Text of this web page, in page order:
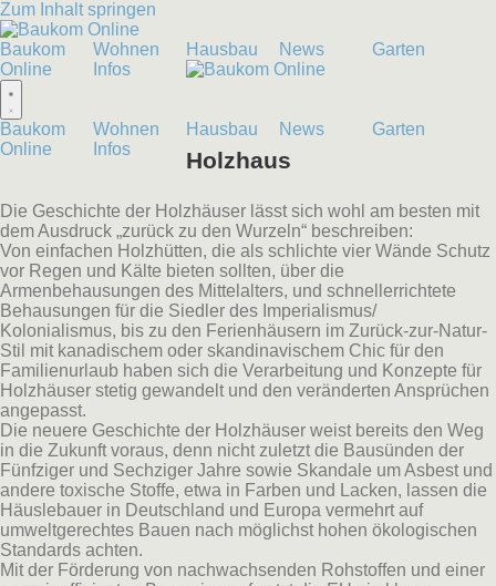
Zum Inhalt springen
Baukom
Online
Wohnen Hausbau News
Garten
Infos
Baukom
Online
Wohnen Hausbau News
Garten
Infos
Holzhaus
Die Geschichte der Holzhäuser lässt sich wohl am besten mit
dem Ausdruck „zurück zu den Wurzeln“ beschreiben:
Von einfachen Holzhütten, die als schlichte vier Wände Schutz
vor Regen und Kälte bieten sollten, über die
Armenbehausungen des Mittelalters, und schnellerrichtete
Behausungen für die Siedler des Imperialismus/
Kolonialismus, bis zu den Ferienhäusern im Zurück-zur-Natur-
Stil mit kanadischem oder skandinavischem Chic für den
Familienurlaub haben sich die Verarbeitung und Konzepte für
Holzhäuser stetig gewandelt und den veränderten Ansprüchen
angepasst.
Die neuere Geschichte der Holzhäuser weist bereits den Weg
in die Zukunft voraus, denn nicht zuletzt die Bausünden der
Fünfziger und Sechziger Jahre sowie Skandale um Asbest und
andere toxische Stoffe, etwa in Farben und Lacken, lassen die
Häuslebauer in Deutschland und Europa vermehrt auf
umweltgerechtes Bauen nach möglichst hohen ökologischen
Standards achten.
Mit der Förderung von nachwachsenden Rohstoffen und einer